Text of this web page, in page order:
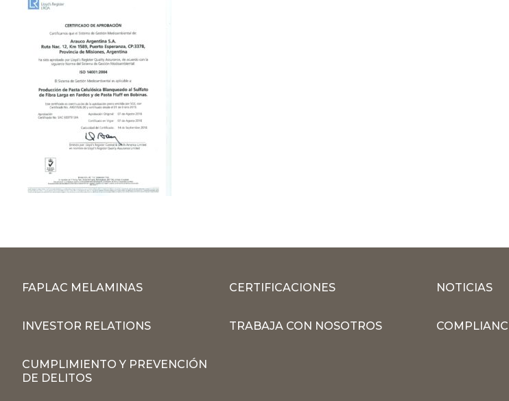
FAPLAC MELAMINAS CERTIFICACIONES NOTICIAS
INVESTOR RELATIONS TRABAJA CON NOSOTROS
CUMPLIMIENTO Y PREVENCIÓN
DE DELITOS